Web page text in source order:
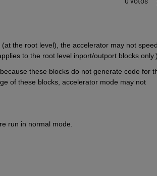
the root level), the accelerator may not
to the root level inport/outport blocks only.)
these blocks do not generate code for
of these blocks, accelerator mode may not
run in normal mode.